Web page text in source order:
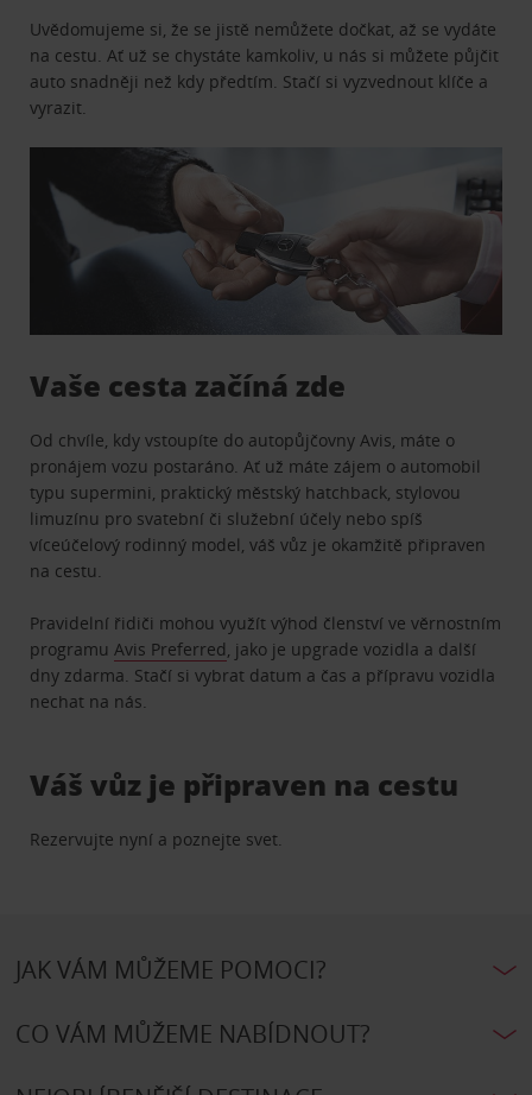
Uvědomujeme si, že se jistě nemůžete dočkat, až se vydáte
na cestu. Ať už se chystáte kamkoliv, u nás si můžete půjčit
auto snadněji než kdy předtím. Stačí si vyzvednout klíče a
vyrazit.
Vaše cesta začíná zde
Od chvíle, kdy vstoupíte do autopůjčovny Avis, máte o
pronájem vozu postaráno. Ať už máte zájem o automobil
typu supermini, praktický městský hatchback, stylovou
limuzínu pro svatební či služební účely nebo spíš
víceúčelový rodinný model, váš vůz je okamžitě připraven
na cestu.
Pravidelní řidiči mohou využít výhod členství ve věrnostním
programuAvis Preferred, jako je upgrade vozidla a další
dny zdarma. Stačí si vybrat datum a čas a přípravu vozidla
nechat na nás.
Váš vůz je připraven na cestu
Rezervujte nyní a poznejte svet.
JAK VÁM MŮŽEME POMOCI?
CO VÁM MŮŽEME NABÍDNOUT?